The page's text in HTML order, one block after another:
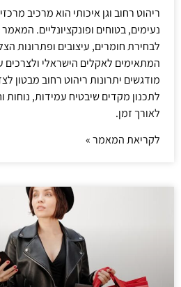
ריהוט רחוב וגן איכותי הוא מרכיב
נעימים, בטוחים ופונקציונליים.
לבחירת חומרים, עיצובים ופתרונות
המתאימים לאקלים הישראלי ולצרכים
מודגשים יתרונות ריהוט רחוב מבטון
לתכנון מקדים שיבטיח עמידות, נוחות
לאורך זמן.
לקריאת המאמר »